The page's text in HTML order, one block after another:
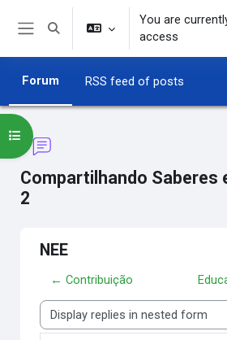
Skip to main content
Toggle search input
You are
access
Forum RSS feed of posts
Compartilhando Saberes
2
Open course index
NEE
← Contribuição
Display mode